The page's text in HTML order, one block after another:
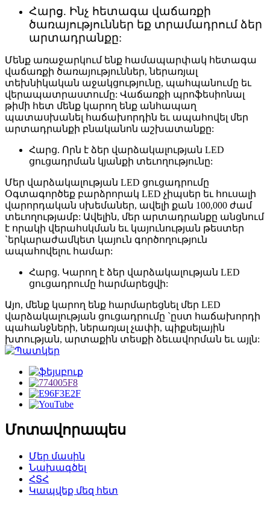
Հարց. Ինչ հետագա վաճառքի
ծառայություններ եք տրամադրում ձեր
արտադրանքը:
Մենք առաջարկում ենք համապարփակ հետագա
վաճառքի ծառայություններ, ներառյալ
տեխնիկական աջակցությունը, պահպանումը եւ
վերապատրաստումը: Վաճառքի պրոֆեսիոնալ
թիմի հետ մենք կարող ենք անհապաղ
պատասխանել հաճախորդին եւ ապահովել մեր
արտադրանքի բնականոն աշխատանքը:
Հարց. Որն է ձեր վարձակալության LED
ցուցադրման կյանքի տեւողությունը:
Մեր վարձակալության LED ցուցադրումը
Օգտագործեք բարձրորակ LED չիպսեր եւ հուսալի
վարորդական սխեմաներ, ավելի քան 100,000 ժամ
տեւողությամբ: Ավելին, մեր արտադրանքը անցնում
է որակի վերահսկման եւ կայունության թեստեր
`երկարաժամկետ կայուն գործողություն
ապահովելու համար:
Հարց. Կարող է ձեր վարձակալության LED
ցուցադրումը հարմարեցվի:
Այո, մենք կարող ենք հարմարեցնել մեր LED
վարձակալության ցուցադրումը `ըստ հաճախորդի
պահանջների, ներառյալ չափի, պիքսելային
խտության, արտաքին տեսքի ձեւավորման եւ այլն:
Մոտավորապես
Մեր մասին
Նախագծել
ՀՏՀ
Կապվեք մեզ հետ